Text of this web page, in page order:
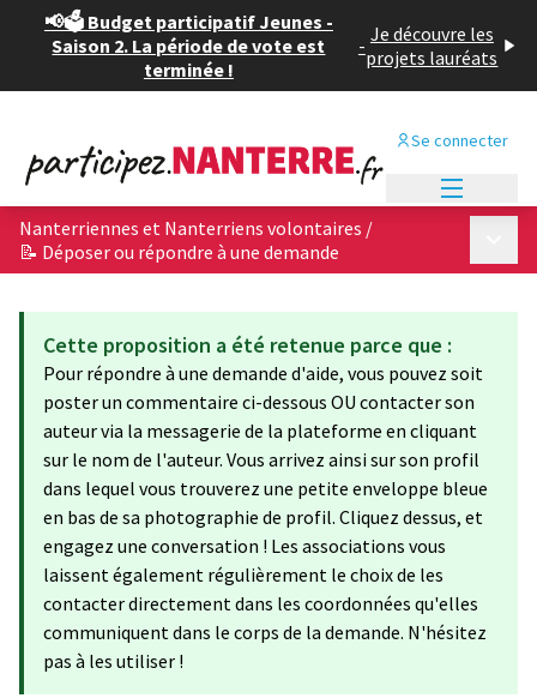
📢🗳️ Budget participatif Jeunes -
Saison 2. La période de vote est
terminée !
- Je découvre les
projets lauréats
Se connecter
Nanterriennes et Nanterriens volontaires /
📝 Déposer ou répondre à une demande
Cette proposition a été retenue parce que :
Pour répondre à une demande d'aide, vous pouvez soit
poster un commentaire ci-dessous OU contacter son
auteur via la messagerie de la plateforme en cliquant
sur le nom de l'auteur. Vous arrivez ainsi sur son profil
dans lequel vous trouverez une petite enveloppe bleue
en bas de sa photographie de profil. Cliquez dessus, et
engagez une conversation ! Les associations vous
laissent également régulièrement le choix de les
contacter directement dans les coordonnées qu'elles
communiquent dans le corps de la demande. N'hésitez
pas à les utiliser !